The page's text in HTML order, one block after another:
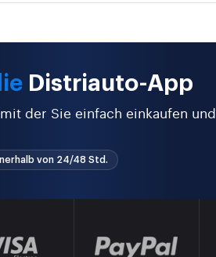
Distriauto-App
der Sie einfach einkaufen und
von 24/48 Std.